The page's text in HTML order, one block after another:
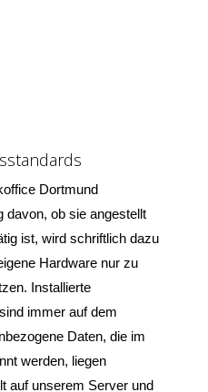
Dortmund
davon, ob sie angestellt
ist, wird schriftlich dazu
Hardware nur zu
Installierte
immer auf dem
Daten, die im
werden, liegen
auf unserem Server und